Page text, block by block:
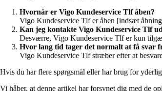
Hvornår er Vigo Kundeservice Tlf åben?
Vigo Kundeservice Tlf er åben [indsæt
Kan jeg kontakte Vigo Kundeservice Tlf
Desværre, Vigo Kundeservice Tlf er kun
Hvor lang tid tager det normalt at få svar
Vigo Kundeservice Tlf stræber efter at
Hvis du har flere spørgsmål eller har brug for
Vi håber, at denne artikel har forsynet dig med de